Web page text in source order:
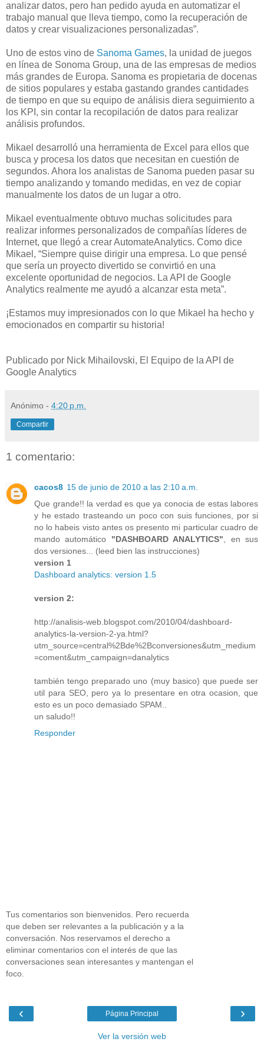
analizar datos, pero han pedido ayuda en automatizar el
trabajo manual que lleva tiempo, como la recuperación de
datos y crear visualizaciones personalizadas”.
Uno de estos vino de Sanoma Games, la unidad de juegos
en línea de Sonoma Group, una de las empresas de medios
más grandes de Europa. Sanoma es propietaria de docenas
de sitios populares y estaba gastando grandes cantidades
de tiempo en que su equipo de análisis diera seguimiento a
los KPI, sin contar la recopilación de datos para realizar
análisis profundos.
Mikael desarrolló una herramienta de Excel para ellos que
busca y procesa los datos que necesitan en cuestión de
segundos. Ahora los analistas de Sanoma pueden pasar su
tiempo analizando y tomando medidas, en vez de copiar
manualmente los datos de un lugar a otro.
Mikael eventualmente obtuvo muchas solicitudes para
realizar informes personalizados de compañías líderes de
Internet, que llegó a crear AutomateAnalytics. Como dice
Mikael, “Siempre quise dirigir una empresa. Lo que pensé
que sería un proyecto divertido se convirtió en una
excelente oportunidad de negocios. La API de Google
Analytics realmente me ayudó a alcanzar esta meta”.
¡Estamos muy impresionados con lo que Mikael ha hecho y
emocionados en compartir su historia!
Publicado por Nick Mihailovski, El Equipo de la API de
Google Analytics
Anónimo - 4:20 p.m.
Compartir
1 comentario:
cacos8 15 de junio de 2010 a las 2:10 a.m.
Que grande!! la verdad es que ya conocia de estas labores
y he estado trasteando un poco con suis funciones, por si
no lo habeis visto antes os presento mi particular cuadro de
mando automático "DASHBOARD ANALYTICS" , en sus
dos versiones... (leed bien las instrucciones)
version 1
Dashboard analytics: version 1.5
version 2:
http://analisis-web.blogspot.com/2010/04/dashboard-
analytics-la-version-2-ya.html?
utm_source=central%2Bde%2Bconversiones&utm_medium
=coment&utm_campaign=danalytics
también tengo preparado uno (muy basico) que puede ser
util para SEO, pero ya lo presentare en otra ocasion, que
esto es un poco demasiado SPAM..
un saludo!!
Responder
Tus comentarios son bienvenidos. Pero recuerda
que deben ser relevantes a la publicación y a la
conversación. Nos reservamos el derecho a
eliminar comentarios con el interés de que las
conversaciones sean interesantes y mantengan el
foco.
‹ ›
Página Principal
Ver la versión web